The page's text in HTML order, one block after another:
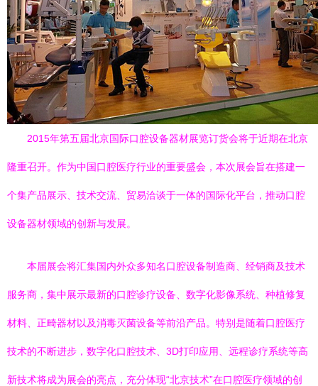
2015年第五届北京国际口腔设备器材展览订货会将于近期在北京
隆重召开。作为中国口腔医疗行业的重要盛会，本次展会旨在搭建一
个集产品展示、技术交流、贸易洽谈于一体的国际化平台，推动口腔
设备器材领域的创新与发展。
本届展会将汇集国内外众多知名口腔设备制造商、经销商及技术
服务商，集中展示最新的口腔诊疗设备、数字化影像系统、种植修复
材料、正畸器材以及消毒灭菌设备等前沿产品。特别是随着口腔医疗
技术的不断进步，数字化口腔技术、3D打印应用、远程诊疗系统等高
新技术将成为展会的亮点，充分体现“北京技术”在口腔医疗领域的创